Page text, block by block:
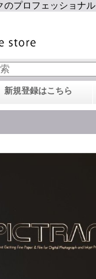
のプロフェッショナル
新規登録はこちら